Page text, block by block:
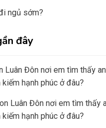
ngủ sớm?
đây
Luân Đôn nơi em tìm thấy
hạnh phúc ở đâu?
on Luân Đôn nơi em tìm thấy
hạnh phúc ở đâu?